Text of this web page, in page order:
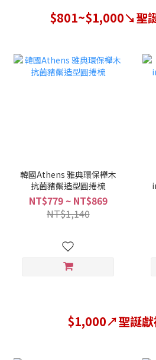
$801~$1,000↘聖
韓國Athens 雅典環保櫸木
抗菌豬鬃造型圓捲梳
NT$779 ~ NT$869
NT$1,140
$1,000↗聖誕獻